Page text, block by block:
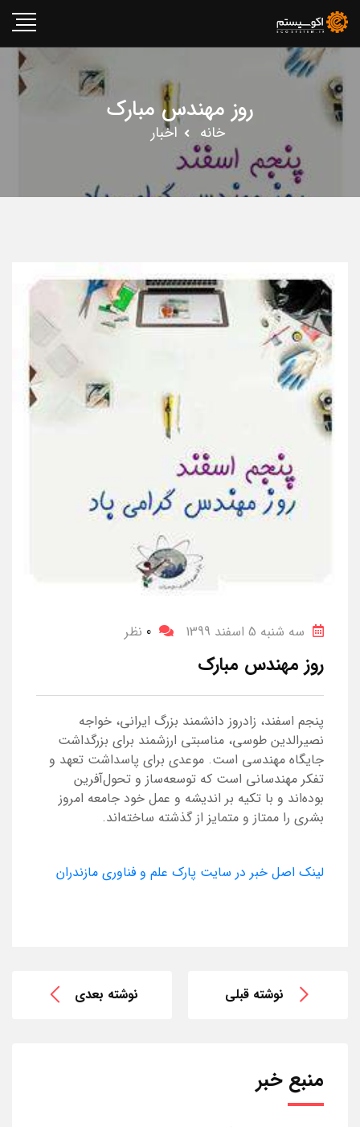
روز مهندس مبارک
خانه اخبار
سه شنبه 5 اسفند 1399 0 نظر
روز مهندس مبارک
پنجم اسفند، زادروز دانشمند بزرگ ایرانی، خواجه
نصیرالدین طوسی، مناسبتی ارزشمند برای بزرگداشت
جایگاه مهندسی است. موعدی برای پاسداشت تعهد و
تفکر مهندسانی است که توسعه‌ساز و تحول‌آفرین
بوده‌اند و با تکیه بر اندیشه‌ و عمل خود جامعه امروز
بشری را ممتاز و متمایز از گذشته ساخته‌اند.
لینک اصل خبر در سایت پارک علم و فناوری مازندران
نوشته قبلی نوشته بعدی
منبع خبر